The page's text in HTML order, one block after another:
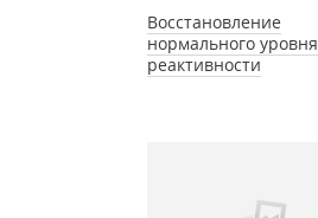
Восстановление
нормального уровня
реактивности